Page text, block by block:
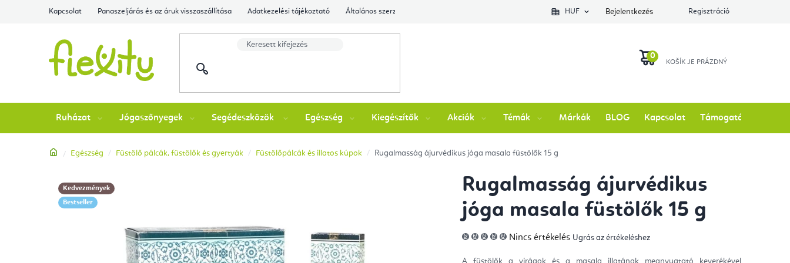
Kapcsolat Panaszeljárás és az áruk visszaszállítása Adatkezelési tájékoztató Általános szerződési feltételek Ellenőrizze a rendelés állapotátHUF Bejelentkezés Regisztráció
Ruházat Jógaszőnyegek Segédeszközök Egészség Kiegészítők Akciók Témák Márkák BLOG Kapcsolat Támogatás
Kezdőlap
Egészség Füstölő pálcák, füstölők és gyertyák Füstölőpálcák és illatos kúpok Rugalmasság ájurvédikus jóga masala füstölők 15 g
Rugalmasság ájurvédikus
jóga masala füstölők 15 g
A
termék
Nincs értékelés Ugrás az értékeléshez
A füstölők a virágok és a masala illatának megnyugtató keverékével
Kedvezmények
Bestseller